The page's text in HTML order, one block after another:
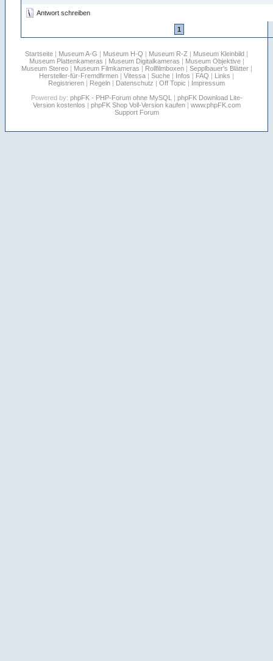
Antwort schreiben
1
Startseite | Museum A-G | Museum H-Q | Museum R-Z | Museum Kleinbild |
Museum Plattenkameras | Museum Digitalkameras | Museum Objektive|
Museum Stereo| Museum Filmkameras | Rollfilmboxen| Sepplbauer's Blätter|
Hersteller-für-Fremdfirmen | Vitessa | Suche | Infos | FAQ | Links |
Registrieren | Regeln | Datenschutz | Off Topic | Impressum
Powered by: phpFK - PHP-Forum ohne MySQL | phpFK Download Lite-
Version kostenlos | phpFK Shop Voll-Version kaufen| www.phpFK.com
Support Forum